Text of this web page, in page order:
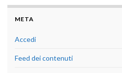
META
Accedi
Feed dei contenuti